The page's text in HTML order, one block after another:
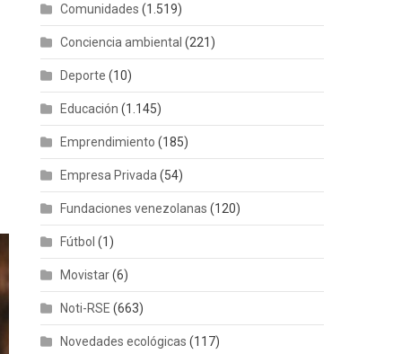
Comunidades (1.519)
Conciencia ambiental (221)
Deporte (10)
Educación (1.145)
Emprendimiento (185)
Empresa Privada (54)
Fundaciones venezolanas (120)
Fútbol (1)
Movistar(6)
Noti-RSE (663)
Novedades ecológicas (117)